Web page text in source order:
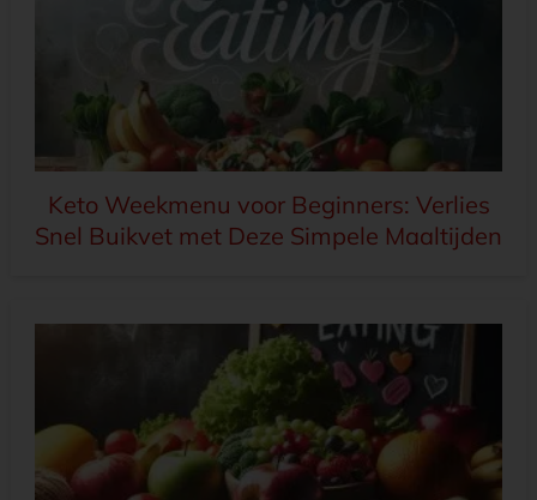
Keto Weekmenu voor Beginners: Verlies
Snel Buikvet met Deze Simpele Maaltijden